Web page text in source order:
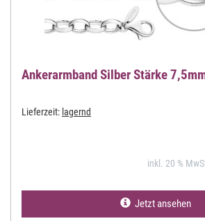
Ankerarmband Silber Stärke
Lieferzeit: lagernd
inkl. 20 %
Jetzt ansehen